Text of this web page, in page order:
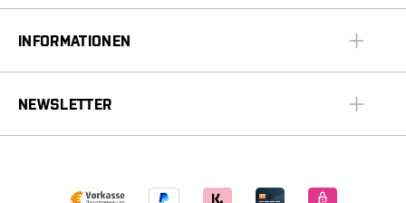
INFORMATIONEN
NEWSLETTER